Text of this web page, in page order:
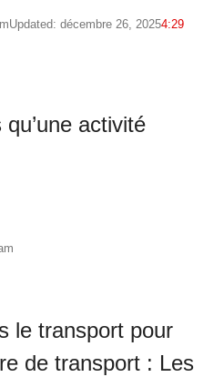
Updated: décembre 26, 20254:29
activité
le transport pour
de transport : Les